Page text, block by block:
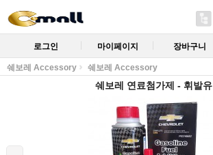
로그인 마이페이지 장바구니
쉐보레 Accessory 쉐보레 Accessory
쉐보레 연료첨가제 - 휘발유